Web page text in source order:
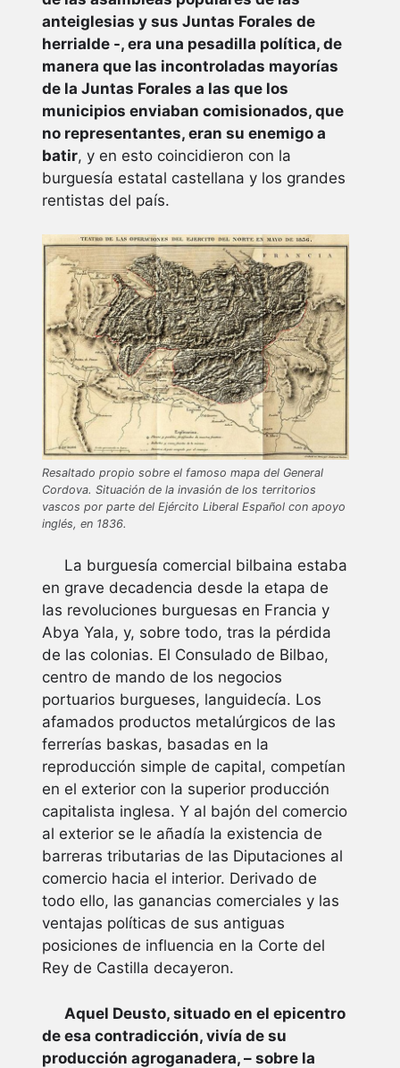
anteiglesias y sus Juntas Forales de
herrialde -, era una pesadilla política, de
manera que las incontroladas mayorías
de la Juntas Forales a las que los
municipios enviaban comisionados, que
no representantes, eran su enemigo a
batir, y en esto coincidieron con la
burguesía estatal castellana y los grandes
rentistas del país.
Resaltado propio sobre el famoso mapa del General
Cordova. Situación de la invasión de los territorios
vascos por parte del Ejército Liberal Español con apoyo
inglés, en 1836.
La burguesía comercial bilbaina estaba
en grave decadencia desde la etapa de
las revoluciones burguesas en Francia y
Abya Yala, y, sobre todo, tras la pérdida
de las colonias. El Consulado de Bilbao,
centro de mando de los negocios
portuarios burgueses, languidecía. Los
afamados productos metalúrgicos de las
ferrerías baskas, basadas en la
reproducción simple de capital, competían
en el exterior con la superior producción
capitalista inglesa. Y al bajón del comercio
al exterior se le añadía la existencia de
barreras tributarias de las Diputaciones al
comercio hacia el interior. Derivado de
todo ello, las ganancias comerciales y las
ventajas políticas de sus antiguas
posiciones de influencia en la Corte del
Rey de Castilla decayeron.
Aquel Deusto, situado en el epicentro
de esa contradicción, vivía de su
producción agroganadera, – sobre la